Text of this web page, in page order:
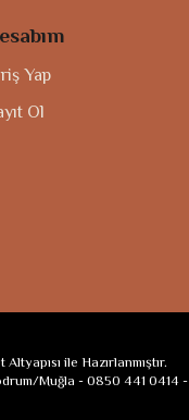
Yap
Ol
ile Hazırlanmıştır.
Muğla - 0850 441 0414 -